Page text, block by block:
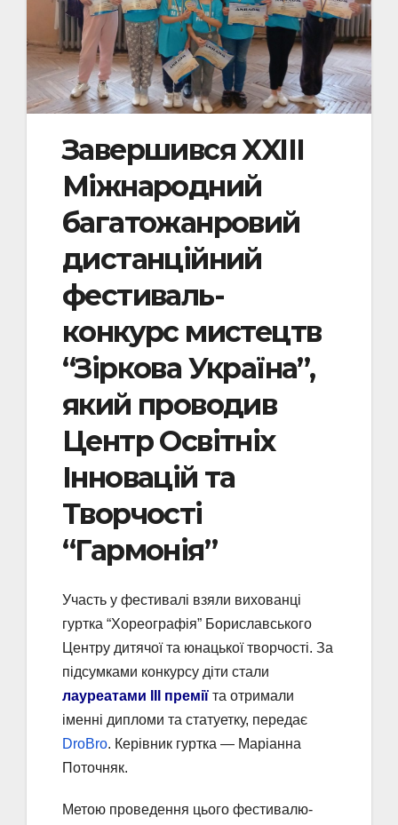
Завершився XXIII
Міжнародний
багатожанровий
дистанційний
фестиваль-
конкурс мистецтв
“Зіркова Україна”,
який проводив
Центр Освітніх
Інновацій та
Творчості
“Гармонія”
Участь у фестивалі взяли вихованці
гуртка “Хореографія” Бориславського
Центру дитячої та юнацької творчості. За
підсумками конкурсу діти стали
лауреатами III премії та отримали
іменні дипломи та статуетку, передає
DroBro. Керівник гуртка — Маріанна
Поточняк.
Метою проведення цього фестивалю-